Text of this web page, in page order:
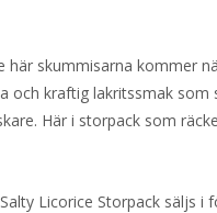
här skummisarna kommer
och kraftig lakritssmak som
Här i storpack som
Licorice Storpack säljs i